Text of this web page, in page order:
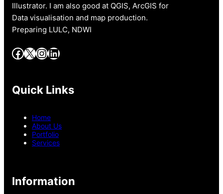
Illustrator. I am also good at QGIS, ArcGIS for
Data visualisation and map production.
Preparing LULC, NDWI
Facebook X InstagramLinkedIn
Quick Links
Home
About Us
Portfolio
Services
Information